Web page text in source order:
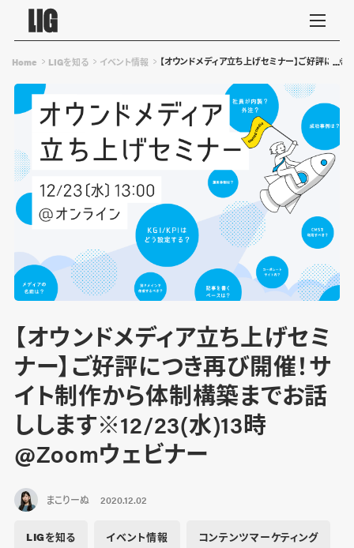
Home LIGを知る イベント情報 【オウンドメディア立ち上げセミナー】ご好評に
【オウンドメディア立ち上げセミ
ナー】ご好評につき再び開催！サ
イト制作から体制構築までお話
しします※12/23(水)13時
@Zoomウェビナー
まこりーぬ 2020.12.02
LIGを知る イベント情報 コンテンツマーケティング